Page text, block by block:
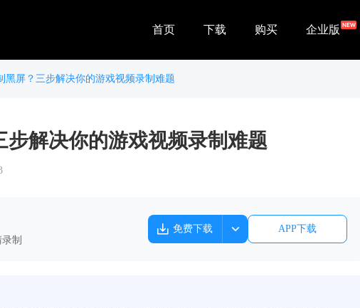
首页 下载 购买 企业版
黑屏？三步解决你的游戏视频录制难题
解决你的游戏视频录制难题
制
免费下载 APP下载